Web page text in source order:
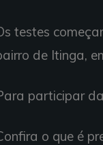
testes
de Itinga,
participar
o que é